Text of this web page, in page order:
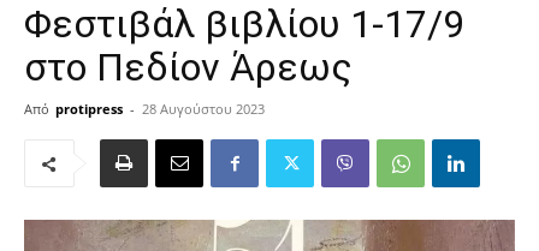
Φεστιβάλ βιβλίου 1-17/9
στο Πεδίον Άρεως
Από protipress - 28 Αυγούστου 2023